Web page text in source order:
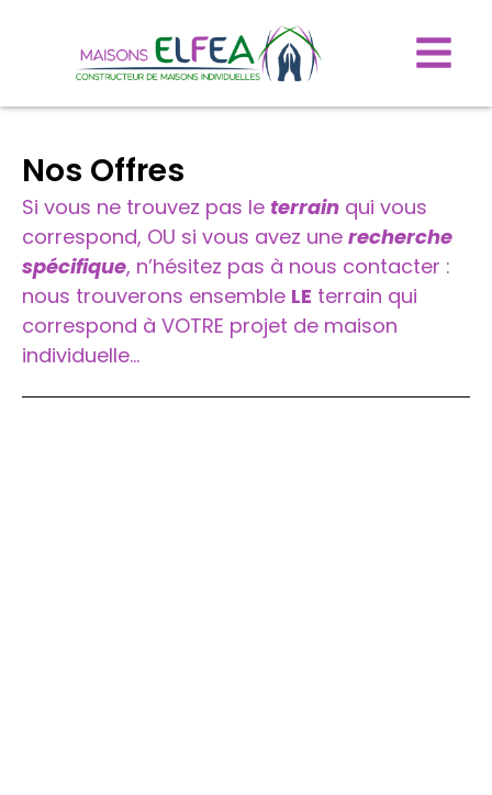
Nos Offres
Si vous ne trouvez pas le terrain qui vous
correspond, OU si vous avez une recherche
spécifique, n’hésitez pas à nous contacter :
nous trouverons ensemble LE terrain qui
correspond à VOTRE projet de maison
individuelle…